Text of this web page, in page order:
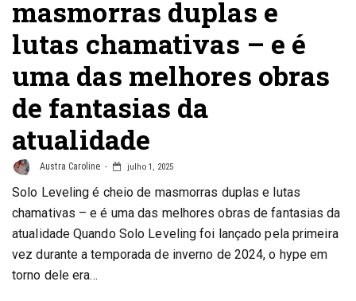
masmorras duplas e
lutas chamativas – e é
uma das melhores obras
de fantasias da
atualidade
Austra Caroline julho 1, 2025
Solo Leveling é cheio de masmorras duplas e lutas
chamativas – e é uma das melhores obras de fantasias da
atualidade Quando Solo Leveling foi lançado pela primeira
vez durante a temporada de inverno de 2024, o hype em
torno dele era…